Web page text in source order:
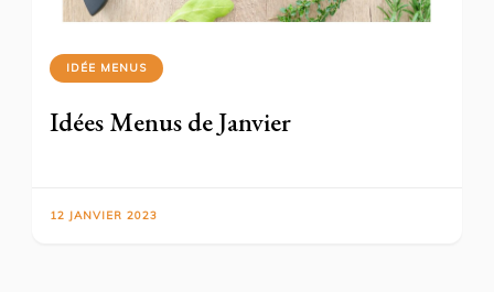
IDÉE MENUS
Idées Menus de Janvier
12 JANVIER 2023